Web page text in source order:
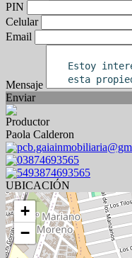
PIN
Celular
Email
Mensaje
Enviar
Productor
Paola Calderon
03874693565
5493874693565
UBICACIÓN
+
−